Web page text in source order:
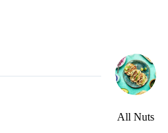
All Nuts